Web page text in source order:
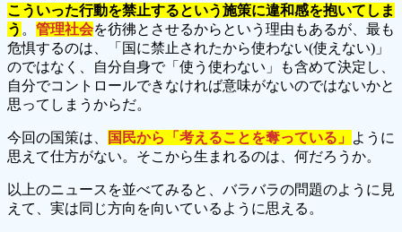
こういった行動を禁止するという施策に違和感を抱いてしま
う 。 管理社会を彷彿とさせるからという理由もあるが、最も
危惧するのは、「国に禁止されたから使わない(使えない)」
のではなく、自分自身で「使う使わない」も含めて決定し、
自分でコントロールできなければ意味がないのではないかと
思ってしまうからだ。
今回の国策は、 国民から「考えることを奪っている」
ように
思えて仕方がない。そこから生まれるのは、何だろうか。
以上のニュースを並べてみると、バラバラの問題のように見
えて、実は同じ方向を向いているように思える。